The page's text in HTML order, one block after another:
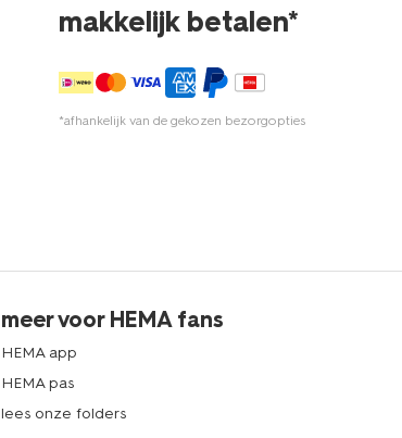
makkelijk betalen*
*afhankelijk van de gekozen bezorgopties
meer voor HEMA fans
HEMA app
HEMA pas
lees onze folders